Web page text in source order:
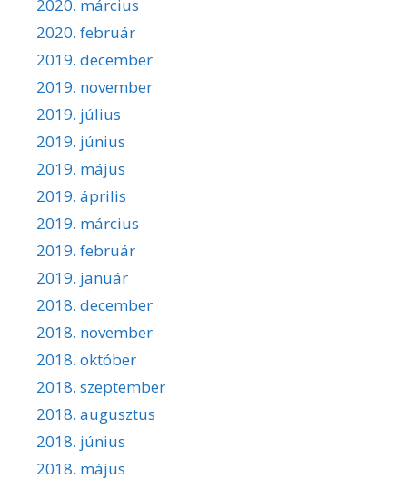
2020. március
2020. február
2019. december
2019. november
2019. július
2019. június
2019. május
2019. április
2019. március
2019. február
2019. január
2018. december
2018. november
2018. október
2018. szeptember
2018. augusztus
2018. június
2018. május